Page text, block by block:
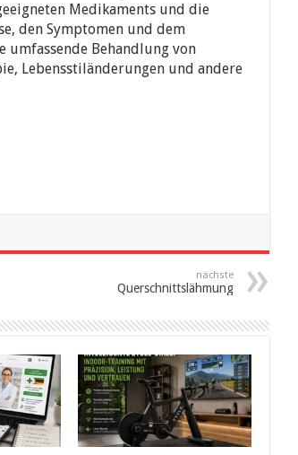
Medikaments und die
den Symptomen und dem
umfassende Behandlung von
Lebensstiländerungen und andere
nächste
Querschnittslähmung